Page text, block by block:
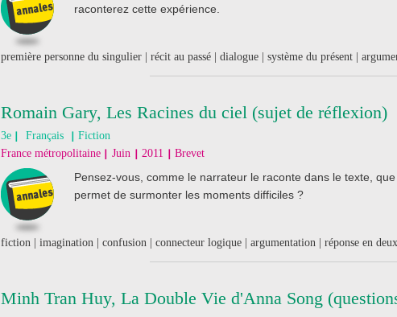
raconterez cette expérience.
première personne du singulier | récit au passé | dialogue | système du présent |
Romain Gary, Les Racines du ciel (sujet de réflexion)
3e Français
Fiction
France métropolitaine Juin 2011 Brevet
Pensez-vous, comme le narrateur le raconte dans le texte,
permet de surmonter les moments difficiles ?
fiction | imagination | confusion | connecteur logique | argumentation | réponse en
Minh Tran Huy, La Double Vie d'Anna Song